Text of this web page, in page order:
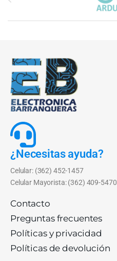
¿Necesitas ayuda?
Celular: (362) 452-1457
Celular Mayorista: (362) 409-5470
Contacto
Preguntas frecuentes
Políticas y privacidad
Políticas de devolución